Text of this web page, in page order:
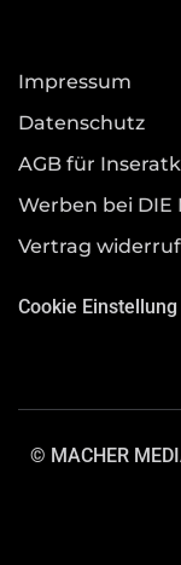
Impressum
Datenschutz
AGB für
Werben bei DIE
Vertrag
Cookie Einstellung
© MACHER